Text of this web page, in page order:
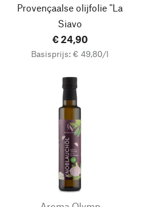
Provençaalse olijfolie "La
Siavo
€ 24,90
Basisprijs: € 49,80/l